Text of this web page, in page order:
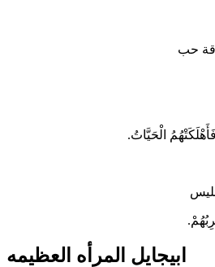
حب
الْحَيَّاتُ.
ابيجايل المرأه العظيمه